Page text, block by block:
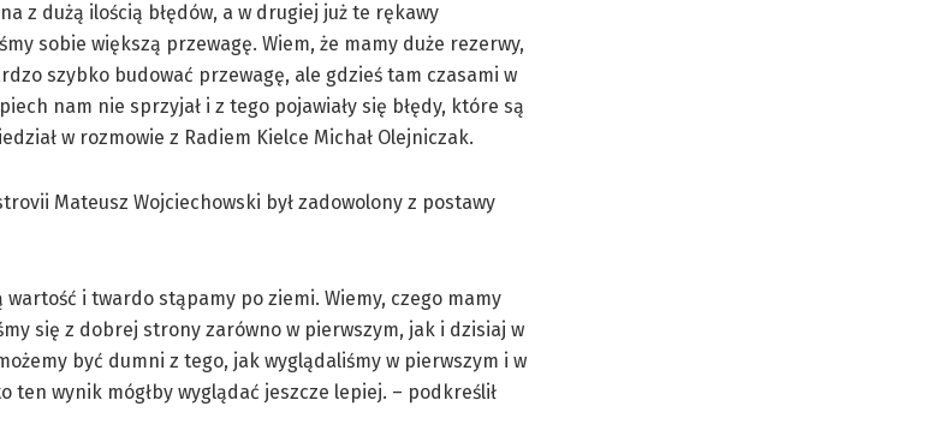
z dużą ilością błędów, a w drugiej już te rękawy
sobie większą przewagę. Wiem, że mamy duże rezerwy,
szybko budować przewagę, ale gdzieś tam czasami w
nam nie sprzyjał i z tego pojawiały się błędy, które są
w rozmowie z Radiem Kielce Michał Olejniczak.
Mateusz Wojciechowski był zadowolony z postawy
i twardo stąpamy po ziemi. Wiemy, czego mamy
się z dobrej strony zarówno w pierwszym, jak i dzisiaj w
być dumni z tego, jak wyglądaliśmy w pierwszym i w
wynik mógłby wyglądać jeszcze lepiej. – podkreślił